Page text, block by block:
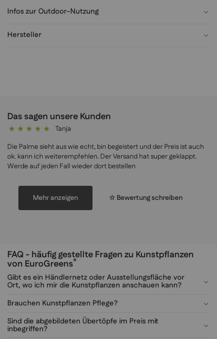
Infos zur Outdoor-Nutzung
Hersteller
Das sagen unsere Kunden
Tanja
Die Palme sieht aus wie echt, bin begeistert und der Preis ist auch
ok. kann ich weiterempfehlen. Der Versand hat super geklappt.
Werde auf jeden Fall wieder dort bestellen
Mehr anzeigen ☆ Bewertung schreiben
FAQ - häufig gestellte Fragen zu Kunstpflanzen
von EuroGreens®
Gibt es ein Händlernetz oder Ausstellungsfläche vor
Ort, wo ich mir die Kunstpflanzen anschauen kann?
Brauchen Kunstpflanzen Pflege?
Sind die abgebildeten Übertöpfe im Preis mit
inbegriffen?